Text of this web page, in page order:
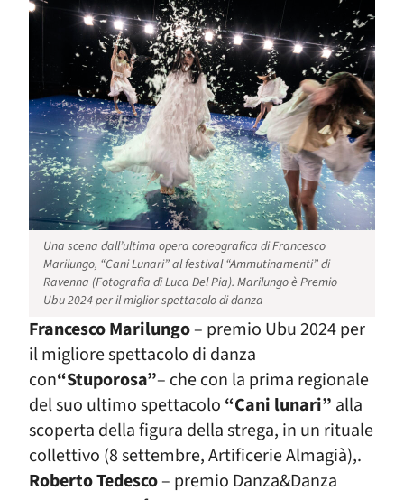
Una scena dall’ultima opera coreografica di Francesco
Marilungo, “Cani Lunari” al festival “Ammutinamenti” di
Ravenna (Fotografia di Luca Del Pia). Marilungo è Premio
Ubu 2024 per il miglior spettacolo di danza
Francesco Marilungo– premio Ubu 2024 per
il migliore spettacolo di danza
con“Stuporosa”– che con la prima regionale
del suo ultimo spettacolo “Cani lunari” alla
scoperta della figura della strega, in un rituale
collettivo (8 settembre, Artificerie Almagià),.
Roberto Tedesco– premio Danza&Danza